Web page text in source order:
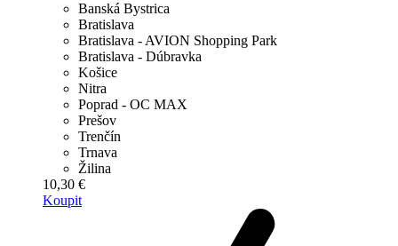
Banská Bystrica
Bratislava
Bratislava - AVION Shopping Park
Bratislava - Dúbravka
Košice
Nitra
Poprad - OC MAX
Prešov
Trenčín
Trnava
Žilina
10,30 €
Koupit